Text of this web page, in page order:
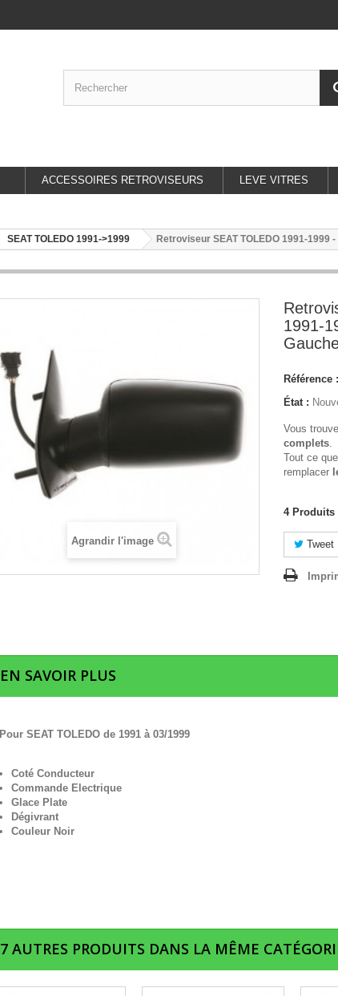
ACCESSOIRES RETROVISEURS LEVE VITRES
SEAT TOLEDO 1991->1999 Retroviseur SEAT TOLEDO 1991-1999
Agrandir l'image
1991-
Référence :
État :
Vous
complets.
Tout ce
remplacer
4 Produits
Tweet
EN SAVOIR PLUS
Pour SEAT TOLEDO de 1991 à 03/1999
Coté Conducteur
Commande Electrique
Glace Plate
Dégivrant
Couleur Noir
7 AUTRES PRODUITS DANS LA MÊME